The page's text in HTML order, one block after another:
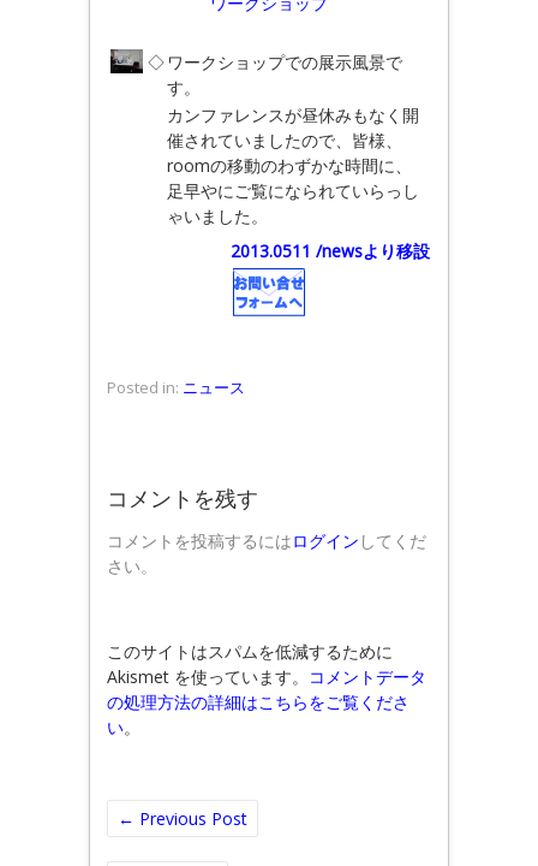
◇ ワークショップでの展示風景で
す。
カンファレンスが昼休みもなく開
催されていましたので、皆様、
roomの移動のわずかな時間に、
足早やにご覧になられていらっし
ゃいました。
2013.0511 /newsより移設
Posted in: ニュース
コメントを残す
コメントを投稿するにはログイン してくだ
さい。
このサイトはスパムを低減するために
Akismet を使っています。
コメントデータ
の処理方法の詳細はこちらをご覧くださ
い。
← Previous Post